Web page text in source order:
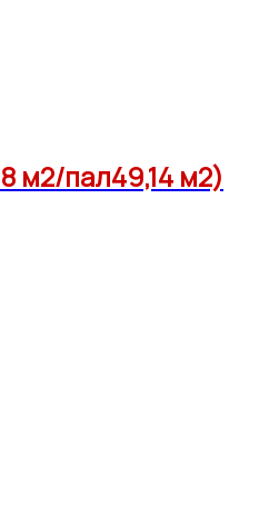
м2/пал49,14 м2)